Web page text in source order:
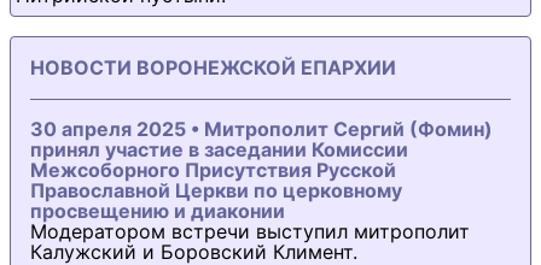
НОВОСТИ ВОРОНЕЖСКОЙ ЕПАРХИИ
30 апреля 2025 • Митрополит Сергий (Фомин)
принял участие в заседании Комиссии
Межсоборного Присутствия Русской
Православной Церкви по церковному
просвещению и диаконии
Модератором встречи выступил митрополит
Калужский и Боровский Климент.